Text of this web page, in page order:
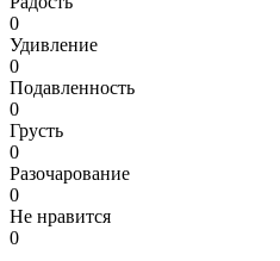
0
Удивление
0
Подавленность
0
Грусть
0
Разочарование
0
Не нравится
0